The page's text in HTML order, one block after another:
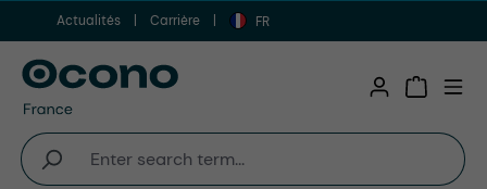
Aller au contenu principal
Actualités Carrière FR